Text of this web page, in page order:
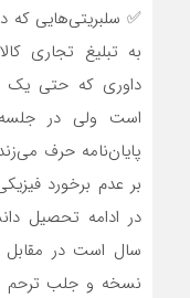
✅ سلبریتی‏‌هایی که
به تبلیغ تجاری
داوری که حتی یک
است ولی در
پایان‌نامه حرف
بر عدم برخورد
در ادامه تحصیل
سال است در مقابل
نسخه و جلب ترحم